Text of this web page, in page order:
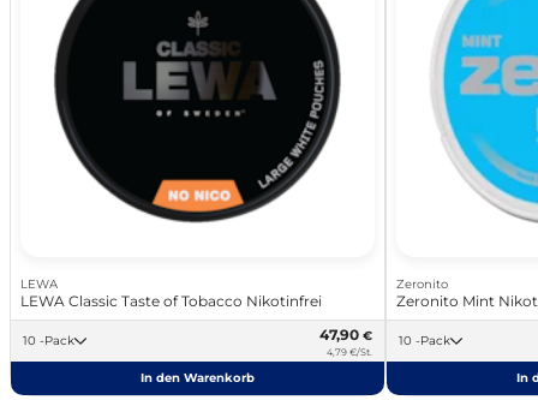
LEWA
LEWA Classic Taste of Tobacco Nikotinfrei
10 -Pack 47,90 €
4,79 €/St.
In den Warenkorb
Zeronito
Zeronito Mint
10 -Pack
In